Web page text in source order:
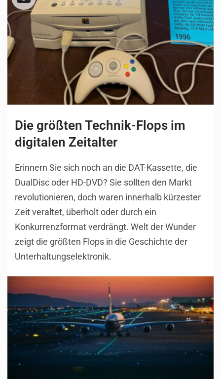
Die größten Technik-Flops im
digitalen Zeitalter
Erinnern Sie sich noch an die DAT-Kassette, die
DualDisc oder HD-DVD? Sie sollten den Markt
revolutionieren, doch waren innerhalb kürzester
Zeit veraltet, überholt oder durch ein
Konkurrenzformat verdrängt. Welt der Wunder
zeigt die größten Flops in die Geschichte der
Unterhaltungselektronik.